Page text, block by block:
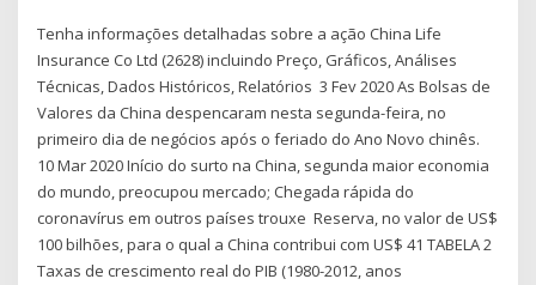
Tenha informações detalhadas sobre a ação China Life
Insurance Co Ltd (2628) incluindo Preço, Gráficos, Análises
Técnicas, Dados Históricos, Relatórios 3 Fev 2020 As Bolsas de
Valores da China despencaram nesta segunda-feira, no
primeiro dia de negócios após o feriado do Ano Novo chinês.
10 Mar 2020 Início do surto na China, segunda maior economia
do mundo, preocupou mercado; Chegada rápida do
coronavírus em outros países trouxe Reserva, no valor de US$
100 bilhões, para o qual a China contribui com US$ 41 TABELA 2
Taxas de crescimento real do PIB (1980-2012, anos